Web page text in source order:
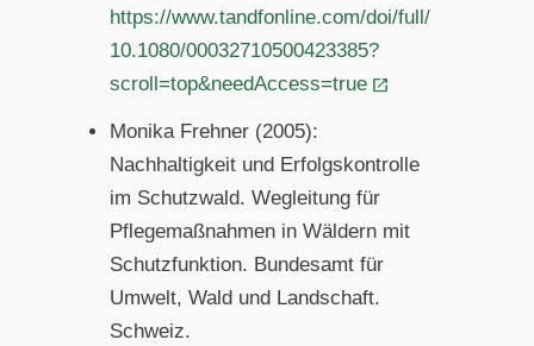
https://www.tandfonline.com/doi/full/
10.1080/00032710500423385?
scroll=top&needAccess=true
Monika Frehner (2005):
Nachhaltigkeit und Erfolgskontrolle
im Schutzwald. Wegleitung für
Pflegemaßnahmen in Wäldern mit
Schutzfunktion. Bundesamt für
Umwelt, Wald und Landschaft.
Schweiz.